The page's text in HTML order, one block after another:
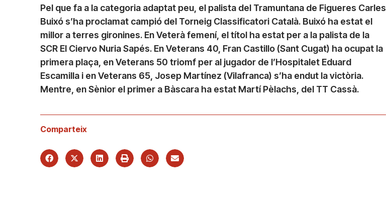
Pel que fa a la categoria adaptat peu, el palista del Tramuntana de Figueres Carles
Buixó s’ha proclamat campió del Torneig Classificatori Català. Buixó ha estat el
millor a terres gironines. En Veterà femení, el títol ha estat per a la palista de la
SCR El Ciervo Nuria Sapés. En Veterans 40, Fran Castillo (Sant Cugat) ha ocupat la
primera plaça, en Veterans 50 triomf per al jugador de l’Hospitalet Eduard
Escamilla i en Veterans 65, Josep Martínez (Vilafranca) s’ha endut la victòria.
Mentre, en Sènior el primer a Bàscara ha estat Martí Pèlachs, del TT Cassà.
Comparteix